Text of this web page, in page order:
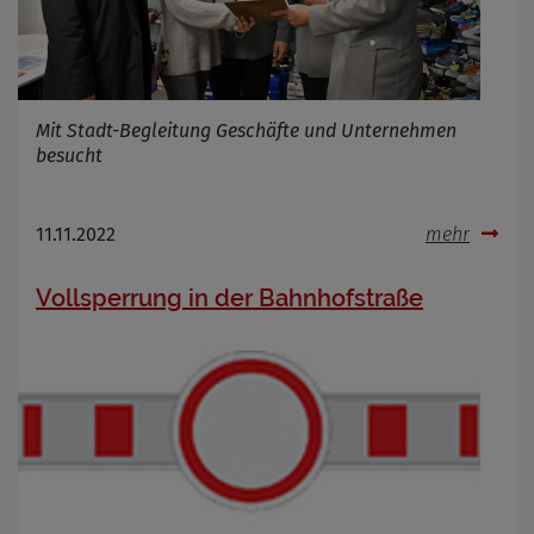
Mit Stadt-Begleitung Geschäfte und Unternehmen
besucht
11.11.2022 mehr
Vollsperrung in der Bahnhofstraße
Infos schließen